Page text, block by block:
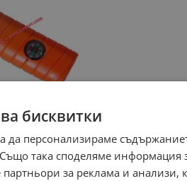
бисквитки
да персонализираме
така споделяме информация
партньори за реклама и